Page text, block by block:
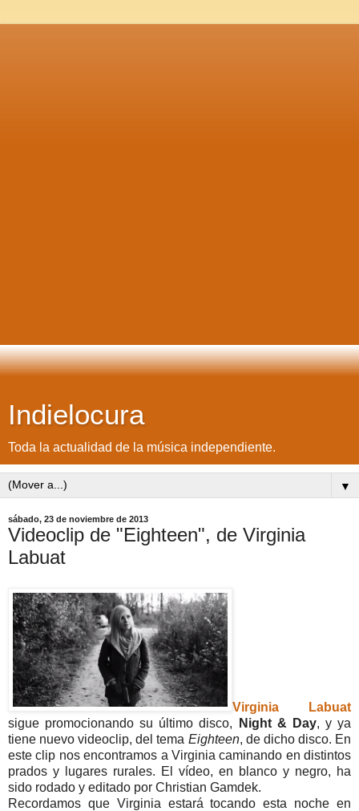
Indielocura
Toda la actualidad de la música independiente.
▼
sábado, 23 de noviembre de 2013
Videoclip de "Eighteen", de Virginia
Labuat
Virginia Labuat
sigue promocionando su último disco,
Night & Day, y ya
tiene nuevo videoclip, del tema Eighteen, de dicho disco. En
este clip nos encontramos a Virginia caminando en distintos
prados y lugares rurales. El vídeo, en blanco y negro, ha
sido rodado y editado por Christian Gamdek.
Recordamos que Virginia estará tocando esta noche en